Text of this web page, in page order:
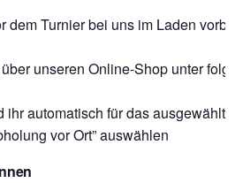
dem Turnier bei uns im Laden
unseren Online-Shop unter
ihr automatisch für das ausgewählte
vor Ort” auswählen